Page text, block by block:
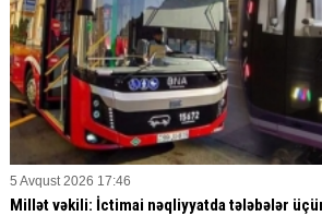
5 Avqust 2026 17:46
Millət vəkili: İctimai nəqliyyatda tələbələr